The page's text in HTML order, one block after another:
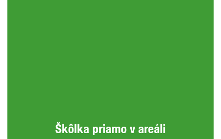
Škôlka priamo v areáli